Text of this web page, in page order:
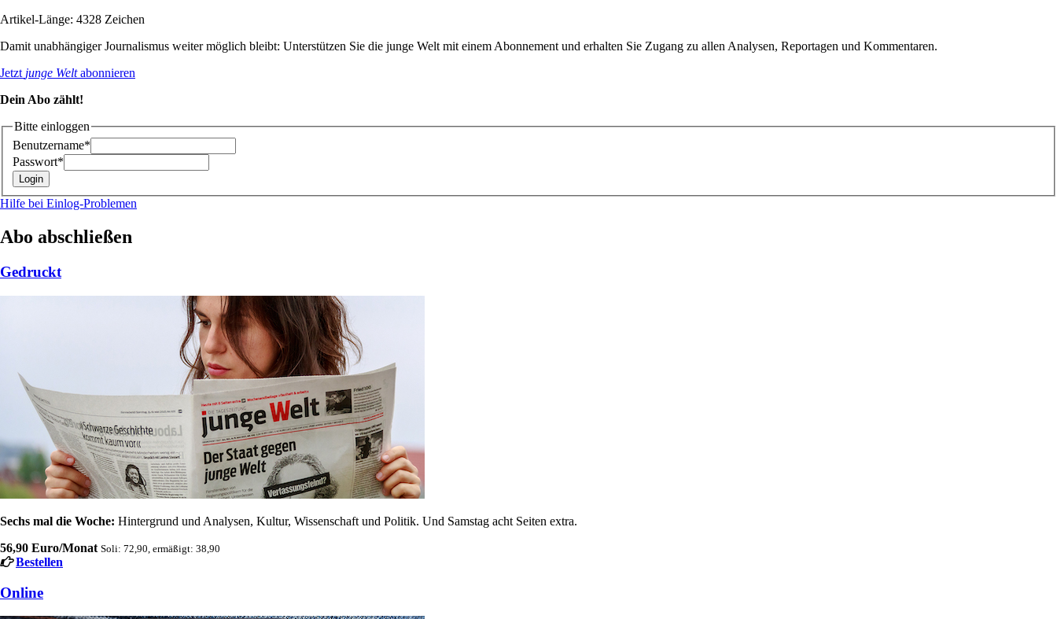
Artikel-Länge: 4328 Zeichen
Damit unabhängiger Journalismus weiter möglich bleibt: Unterstützen Sie die junge Welt mit einem Abonnement und erhalten Sie Zugang zu allen Analysen, Reportagen und Kommentaren.
Jetzt junge Weltabonnieren
Dein Abo zählt!
Bitte einloggen
Benutzername*
Passwort*
Hilfe bei Einlog-Problemen
Abo abschließen
Gedruckt
Sechs mal die Woche: Hintergrund und Analysen, Kultur, Wissenschaft und Politik. Und Samstag acht Seiten extra.
56,90 Euro/Monat Soli: 72,90, ermäßigt: 38,90
Bestellen
Online